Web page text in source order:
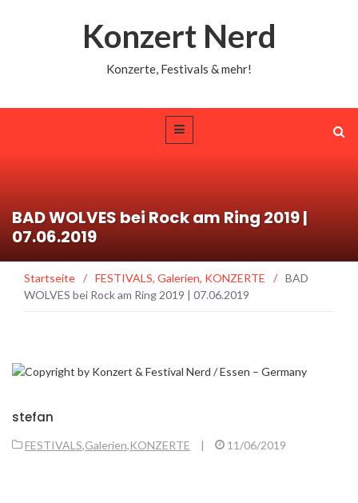
Konzert Nerd
Konzerte, Festivals & mehr!
BAD WOLVES bei Rock am Ring 2019 |
07.06.2019
Startseite / FESTIVALS, Galerien, KONZERTE / BAD
WOLVES bei Rock am Ring 2019 | 07.06.2019
stefan
FESTIVALS,Galerien,KONZERTE 11/06/2019